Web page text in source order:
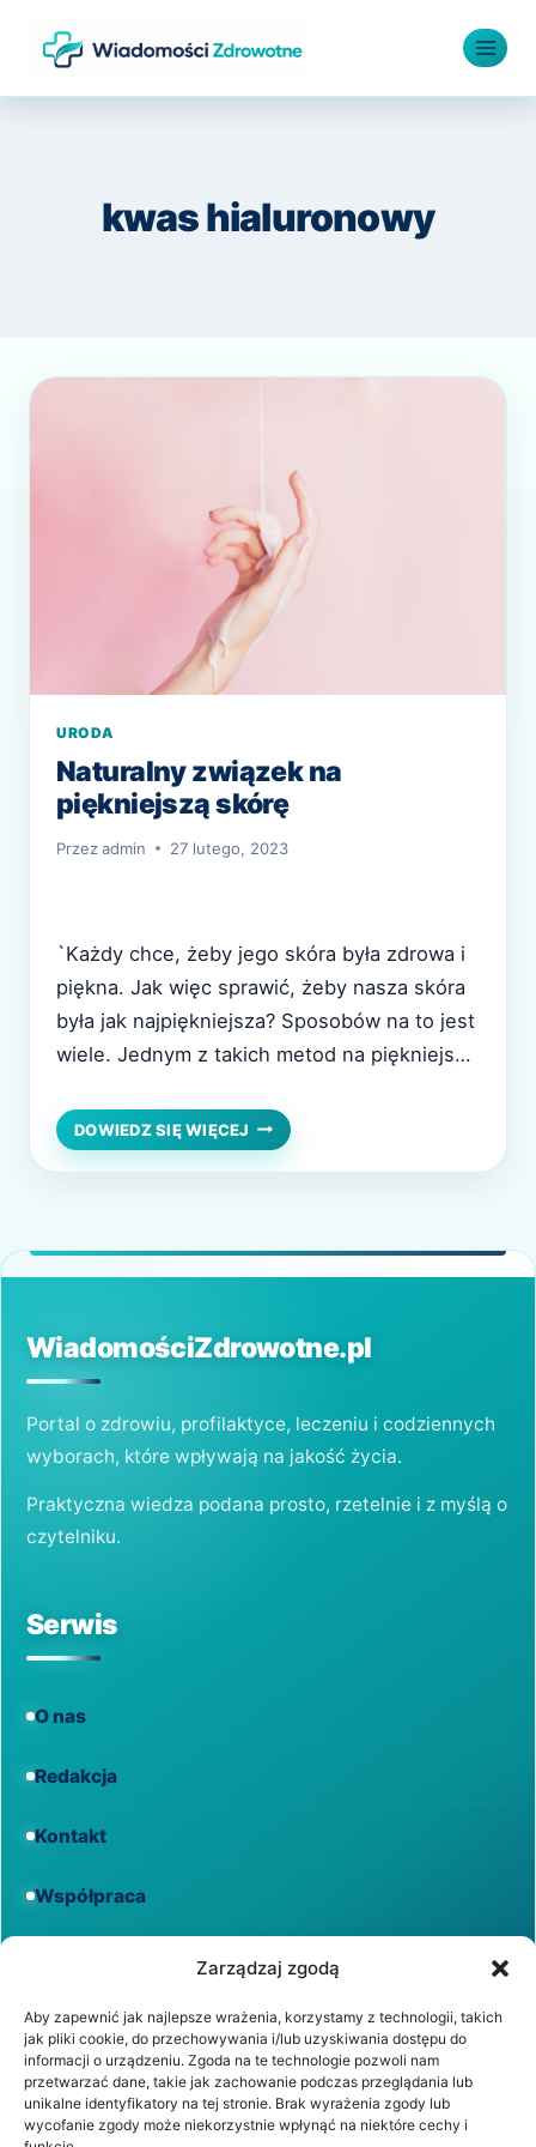
Zarządzaj zgodą
Aby zapewnić jak najlepsze wrażenia, korzystamy z technologii, takich
jak pliki cookie, do przechowywania i/lub uzyskiwania dostępu do
informacji o urządzeniu. Zgoda na te technologie pozwoli nam
przetwarzać dane, takie jak zachowanie podczas przeglądania lub
unikalne identyfikatory na tej stronie. Brak wyrażenia zgody lub
wycofanie zgody może niekorzystnie wpłynąć na niektóre cechy i
kwas hialuronowy
URODA
Naturalny związek na
piękniejszą skórę
Przezadmin 27 lutego, 2023
`Każdy chce, żeby jego skóra była zdrowa i
piękna. Jak więc sprawić, żeby nasza skóra
była jak najpiękniejsza? Sposobów na to jest
wiele. Jednym z takich metod na piękniejszą
to zrobić? Poza różnego rodzaju kremami
można również użyć kwasu hialuronowego.
DOWIEDZ SIĘ WIĘCEJ NATURALNY
ZWIĄZEK
NA
WiadomościZdrowotne.pl
Portal o zdrowiu, profilaktyce, leczeniu i codziennych
wyborach, które wpływają na jakość życia.
Praktyczna wiedza podana prosto, rzetelnie i z myślą o
czytelniku.
Serwis
O nas
Redakcja
Kontakt
Współpraca
Regulamin
Polityka prywatności